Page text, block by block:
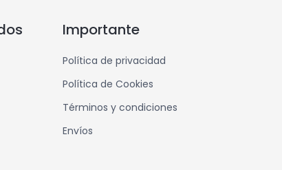
Importante
Política de privacidad
Política de Cookies
Términos y condiciones
Envíos